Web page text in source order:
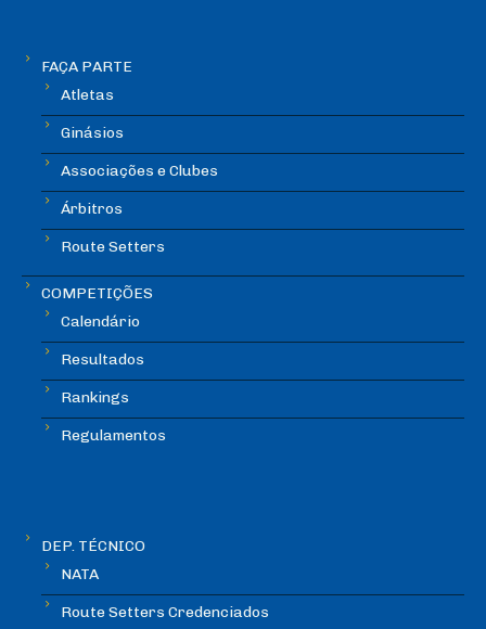
FAÇA PARTE
Atletas
Ginásios
Associações e Clubes
Árbitros
Route Setters
COMPETIÇÕES
Calendário
Resultados
Rankings
Regulamentos
DEP. TÉCNICO
NATA
Route Setters Credenciados